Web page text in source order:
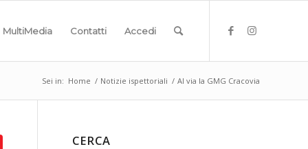
MultiMedia Contatti Accedi
Sei in: Home / Notizie ispettoriali / Al via la GMG Cracovia
CERCA